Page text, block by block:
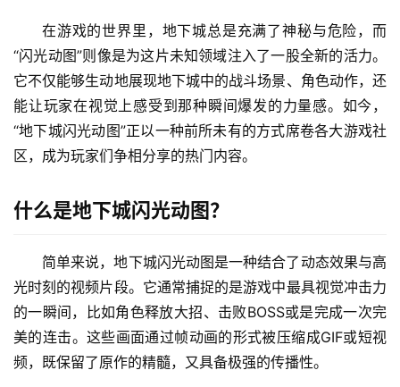
在游戏的世界里，地下城总是充满了神秘与危险，而
“闪光动图”则像是为这片未知领域注入了一股全新的活力。
它不仅能够生动地展现地下城中的战斗场景、角色动作，还
能让玩家在视觉上感受到那种瞬间爆发的力量感。如今，
“地下城闪光动图”正以一种前所未有的方式席卷各大游戏社
区，成为玩家们争相分享的热门内容。
什么是地下城闪光动图？
简单来说，地下城闪光动图是一种结合了动态效果与高
光时刻的视频片段。它通常捕捉的是游戏中最具视觉冲击力
的一瞬间，比如角色释放大招、击败BOSS或是完成一次完
美的连击。这些画面通过帧动画的形式被压缩成GIF或短视
频，既保留了原作的精髓，又具备极强的传播性。